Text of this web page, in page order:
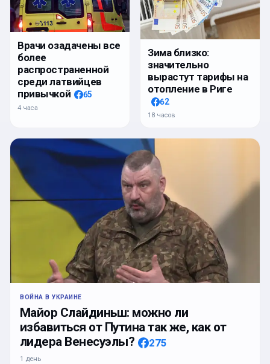
Врачи озадачены все
более
распространенной
среди латвийцев
привычкой
65
4 часа
Зима близко:
значительно
вырастут тарифы на
отопление в Риге
62
18 часов
ВОЙНА В УКРАИНЕ
Майор Слайдиньш: можно ли
избавиться от Путина так же, как от
лидера Венесуэлы?
275
1 день